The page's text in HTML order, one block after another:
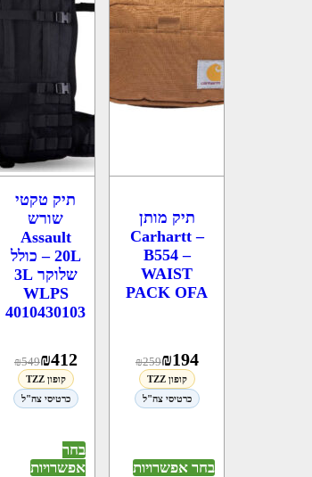
תיק מותן
Carhartt –
B554 –
WAIST
PACK OFA
₪194
₪259
קופון TZZ
כרטיסי צה"ל
בחר אפשרויות
תיק טקטי
שורש
Assault
20L – כולל
שלוקר 3L
WLPS
4010430103
₪412
₪549
קופון TZZ
כרטיסי צה"ל
בחר
אפשרויות